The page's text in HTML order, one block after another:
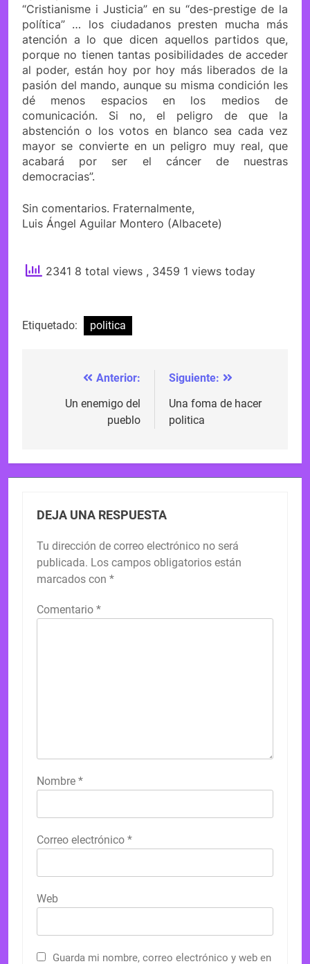
“Cristianisme i Justicia” en su “des-prestige de la
política” … los ciudadanos presten mucha más
atención a lo que dicen aquellos partidos que,
porque no tienen tantas posibilidades de acceder
al poder, están hoy por hoy más liberados de la
pasión del mando, aunque su misma condición les
dé menos espacios en los medios de
comunicación. Si no, el peligro de que la
abstención o los votos en blanco sea cada vez
mayor se convierte en un peligro muy real, que
acabará por ser el cáncer de nuestras
democracias”.
Sin comentarios. Fraternalmente,
Luis Ángel Aguilar Montero (Albacete)
2341 8 total views , 3459 1 views today
Etiquetado: politica
Navegación
Anterior:
Un enemigo del
pueblo
Siguiente:
Una foma de hacer
politica
DEJA UNA RESPUESTA
Tu dirección de correo electrónico no será
publicada. Los campos obligatorios están
marcados con *
Comentario *
Nombre *
Correo electrónico *
Web
Guarda mi nombre, correo electrónico y web en